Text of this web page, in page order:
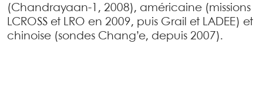
(Chandrayaan-1, 2008), américaine (missions
LCROSS et LRO en 2009, puis Grail et LADEE) et
chinoise (sondes Chang’e, depuis 2007).